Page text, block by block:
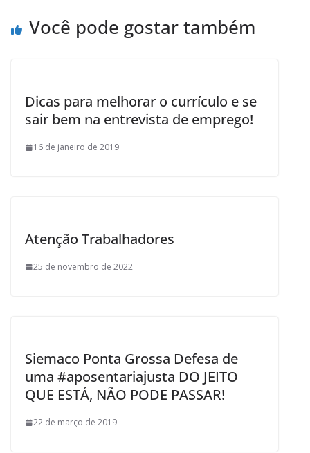
k
Você pode gostar também
Dicas para melhorar o currículo e se
sair bem na entrevista de emprego!
16 de janeiro de 2019
Atenção Trabalhadores
25 de novembro de 2022
Siemaco Ponta Grossa Defesa de
uma #aposentariajusta DO JEITO
QUE ESTÁ, NÃO PODE PASSAR!
22 de março de 2019